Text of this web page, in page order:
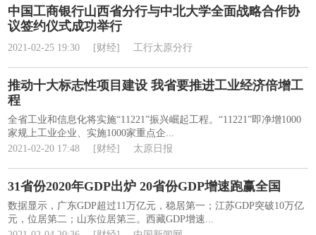
中国工商银行山西省分行与中北大学全面战略合作协
议签约仪式成功举行
2021-02-25 19:30 [财经] 工行太原分行
推动十大标志性项目建设 我省要推进工业经济倍增工
程
全省工业和信息化将实施“11221”振兴崛起工程。“11221”即净增1000
家规上工业企业、实施1000家重点企...
2021-02-20 17:48
[财经] 太原日报
31省份2020年GDP出炉 20省份GDP增速跑赢全国
数据显示，广东GDP超过11万亿元，稳居第一；江苏GDP突破10万亿
元，位居第二；山东位居第三。西藏GDP增速...